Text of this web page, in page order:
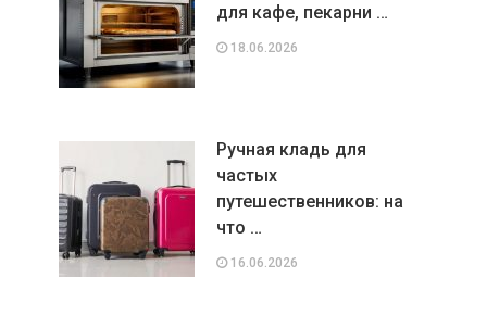
для кафе, пекарни …
18.06.2026
Ручная кладь для
частых
путешественников: на
что …
16.06.2026